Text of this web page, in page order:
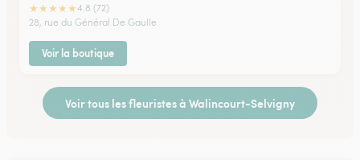
★★★★★4.8 (72)
28, rue du Général De Gaulle
Voir la boutique
Voir tous les fleuristes à Walincourt-Selvigny